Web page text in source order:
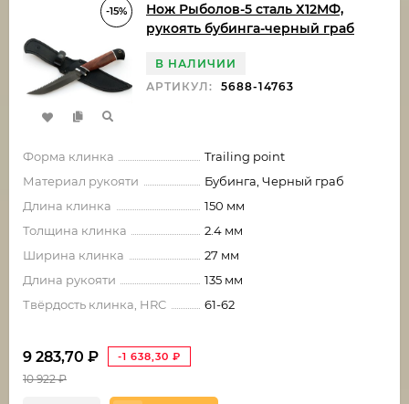
-15%
Нож Рыболов-5 сталь Х12МФ,
рукоять бубинга-черный граб
В НАЛИЧИИ
АРТИКУЛ:
5688-14763
Форма клинка
Trailing point
Материал рукояти
Бубинга, Черный граб
Длина клинка
150 мм
Толщина клинка
2.4 мм
Ширина клинка
27 мм
Длина рукояти
135 мм
Твёрдость клинка, HRC
61-62
9 283,70 ₽ -1 638,30 ₽
10 922₽